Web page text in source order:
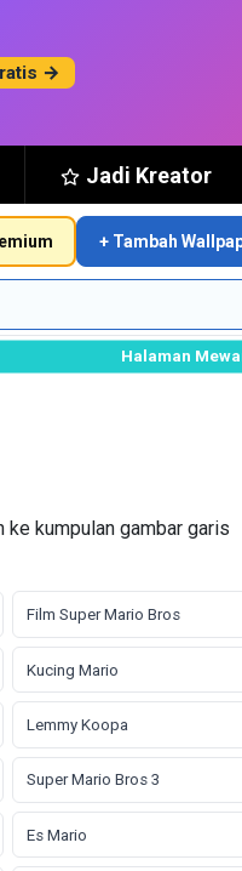
→
Jadi Kreator
+ Tambah
Halaman
kumpulan gambar garis
Film Super Mario Bros
Kucing Mario
Lemmy Koopa
Super Mario Bros 3
Es Mario